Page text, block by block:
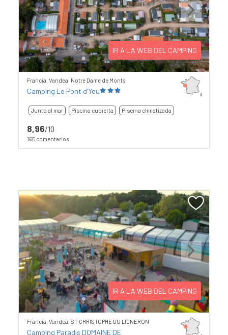
Previous Next
IR A LA WEB DEL CAMPING
Francia, Vandea, Notre Dame de Monts
Camping Le Pont d'Yeu
Junto al mar Piscina cubierta Piscina climatizada
8,96/10
165 comentarios
Previous Next
IR A LA WEB DEL CAMPING
Francia, Vandea, ST CHRISTOPHE DU LIGNERON
Camping Paradis DOMAINE DE